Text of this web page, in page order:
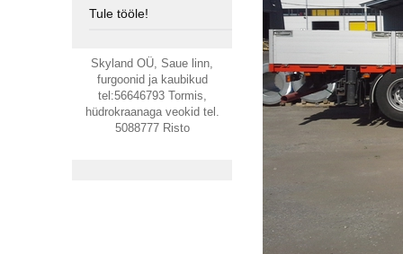
Tule tööle!
Skyland OÜ, Saue linn,
furgoonid ja kaubikud
tel:56646793 Tormis,
hüdrokraanaga veokid tel.
5088777 Risto